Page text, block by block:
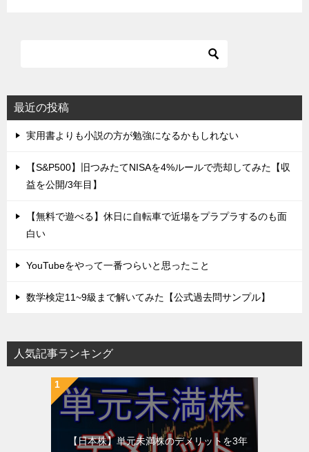
最近の投稿
実用書よりも小説の方が勉強になるかもしれない
【S&P500】旧つみたてNISAを4%ルールで売却してみた【収
益を公開/3年目】
【無料で遊べる】休日に自転車で近場をプラプラするのも面
白い
YouTubeをやって一番つらいと思ったこと
数学検定11~9級まで解いてみた【公式過去問サンプル】
人気記事ランキング
【日本株】単元未満株のデメリットを3年